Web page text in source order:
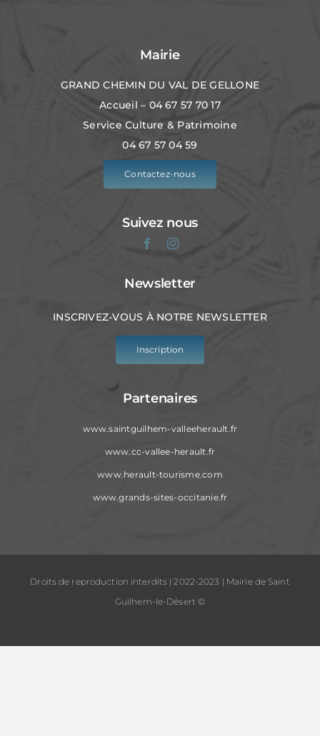
Mairie
GRAND CHEMIN DU VAL DE GELLONE
Accueil – 04 67 57 70 17
Service Culture & Patrimoine
04 67 57 04 59
Contactez-nous
Suivez nous
Newsletter
INSCRIVEZ-VOUS À NOTRE NEWSLETTER
Inscription
Partenaires
www.saintguilhem-valleeherault.fr
www.cc-vallee-herault.fr
www.herault-tourisme.com
www.grands-sites-occitanie.fr
Droits de reproduction interdits | 2022-2023 | Mairie de Saint
Guilhem-le-Désert ©